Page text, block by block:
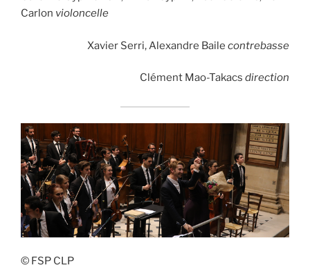
Carlon violoncelle
Xavier Serri, Alexandre Baile contrebasse
Clément Mao-Takacs direction
© FSP CLP